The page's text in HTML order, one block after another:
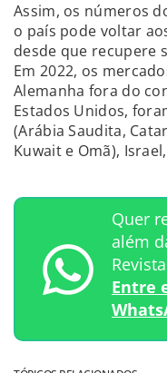
Assim, os números
o país pode voltar
desde que recupere
Em 2022, os
Alemanha fora do
Estados Unidos,
(Arábia Saudita,
Kuwait e Omã),
Quer
além
Entre